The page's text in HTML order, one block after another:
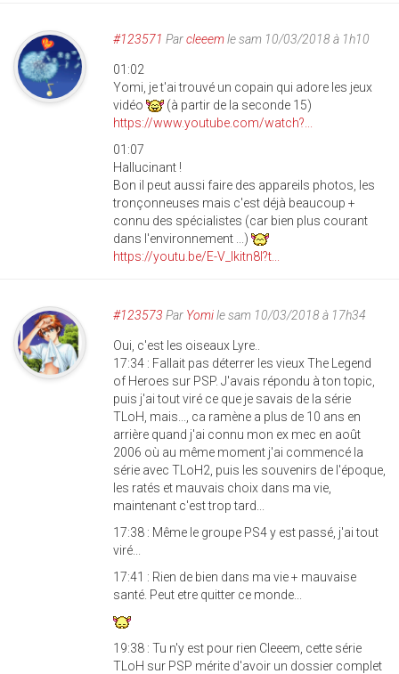
#123571 Parcleeemle sam 10/03/2018 à 1h10
01:02
Yomi, je t'ai trouvé un copain qui adore les jeux
vidéo
(à partir de la seconde 15)
https://www.youtube.com/watch?...
01:07
Hallucinant !
Bon il peut aussi faire des appareils photos, les
tronçonneuses mais c'est déjà beaucoup +
connu des spécialistes (car bien plus courant
dans l'environnement ...)
https://youtu.be/E-V_Ikitn8I?t...
#123573 Par Yomile sam 10/03/2018 à 17h34
Oui, c'est les oiseaux Lyre..
17:34 : Fallait pas déterrer les vieux The Legend
of Heroes sur PSP. J'avais répondu à ton topic,
puis j'ai tout viré ce que je savais de la série
TLoH, mais..., ca ramène a plus de 10 ans en
arrière quand j'ai connu mon ex mec en août
2006 où au même moment j'ai commencé la
série avec TLoH2, puis les souvenirs de l'époque,
les ratés et mauvais choix dans ma vie,
maintenant c'est trop tard...
17:38 : Même le groupe PS4 y est passé, j'ai tout
viré...
17:41 : Rien de bien dans ma vie + mauvaise
santé. Peut etre quitter ce monde...
19:38 : Tu n'y est pour rien Cleeem, cette série
TLoH sur PSP mérite d'avoir un dossier complet